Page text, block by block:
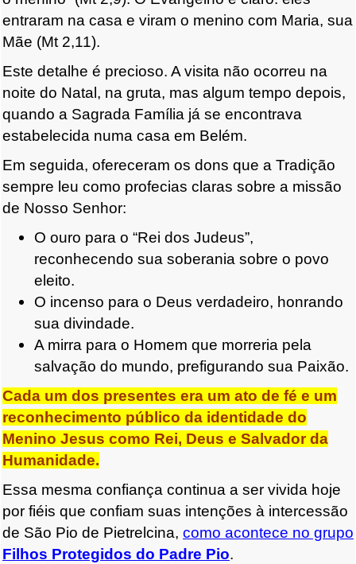
entraram na casa e viram o menino com Maria, sua
Mãe (Mt 2,11).
Este detalhe é precioso. A visita não ocorreu na
noite do Natal, na gruta, mas algum tempo depois,
quando a Sagrada Família já se encontrava
estabelecida numa casa em Belém.
Em seguida, ofereceram os dons que a Tradição
sempre leu como profecias claras sobre a missão
de Nosso Senhor:
O ouro para o “Rei dos Judeus”,
reconhecendo sua soberania sobre o povo
eleito.
O incenso para o Deus verdadeiro, honrando
sua divindade.
A mirra para o Homem que morreria pela
salvação do mundo, prefigurando sua Paixão.
Cada um dos presentes era um ato de fé e um
reconhecimento público da identidade do
Menino Jesus como Rei, Deus e Salvador da
Humanidade.
Essa mesma confiança continua a ser vivida hoje
por fiéis que confiam suas intenções à intercessão
de São Pio de Pietrelcina, como acontece no grupo
Filhos Protegidos do Padre Pio.